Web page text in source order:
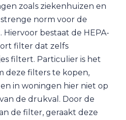
zoals ziekenhuizen en
norm voor de
bestaat de HEPA-
filter dat zelfs
filtert. Particulier is het
deze filters te kopen,
in woningen hier niet op
de drukval. Door de
de filter, geraakt deze